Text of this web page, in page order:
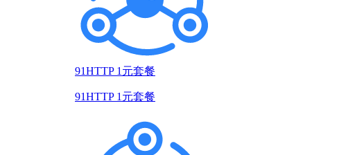
91HTTP 1元套餐
91HTTP 1元套餐